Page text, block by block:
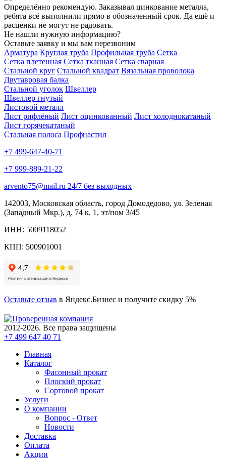
Определённо рекомендую. Заказывал цинкование металла,
ребята всё выполнили прямо в обозначенный срок. Да ещё и
расценки не могут не радовать.
Не нашли нужную информацию?
Оставьте заявку и мы вам перезвоним
Арматура Круглая труба Профильная труба Сетка
Сетка плетенная Сетка тканная Сетка сварная
Стальной круг Стальной квадрат Вязальная проволока
Двутавровая балка
Стальной уголок Швеллер
Швеллер гнутый
Листовой металл
Лист рифлёный Лист оцинкованный Лист холоднокатаный
Лист горячекатаный
Стальная полоса Профнастил
+7 499-647-40-71
+7 999-889-21-22
arvento75@mail.ru 24/7 без выходных
142003, Московская область, город Домодедово, ул. Зеленая
(Западный Мкр.), д. 74 к. 1, эт/пом 3/45
ИНН: 5009118052
КПП: 500901001
Оставьте отзыв в Яндекс.Бизнес и получите скидку 5%
2012-2026. Все права защищены
+7 499 647 40 71
Главная
Каталог
Фасонный прокат
Плоский прокат
Сортовой прокат
Услуги
О компании
Вопрос - Ответ
Новости
Доставка
Оплата
Акции